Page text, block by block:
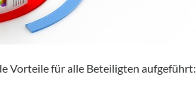
Vorteile für alle Beteiligten aufgeführt: